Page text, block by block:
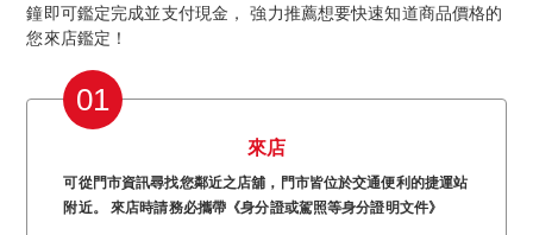
鐘即可鑑定完成並支付現金， 強力推薦想要快速知道商品價格的
您來店鑑定！
來店
可從門市資訊尋找您鄰近之店舖，門市皆位於交通便利的捷運站
附近。 來店時請務必攜帶《身分證或駕照等身分證明文件》
01